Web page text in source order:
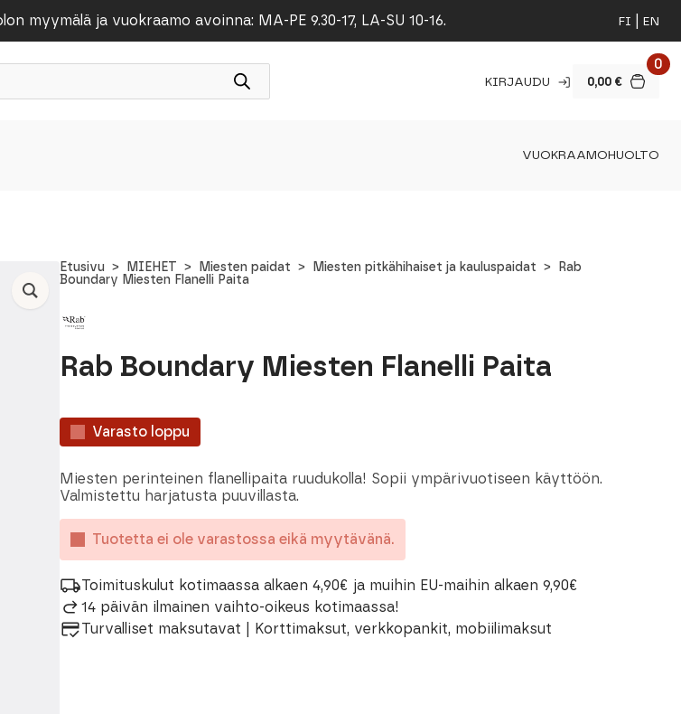
myymälä ja vuokraamo avoinna: MA-PE 9.30-17, LA-SU 10-16. FI EN
KIRJAUDU 0,00 €
0
VUOKRAAMOHUOLTO
Etusivu MIEHET Miesten paidat Miesten pitkähihaiset ja kauluspaidat
Rab
Boundary Miesten Flanelli Paita
Rab Boundary Miesten Flanelli Paita
Varasto loppu
Miesten perinteinen flanellipaita ruudukolla! Sopii ympärivuotiseen käyttöön.
Valmistettu harjatusta puuvillasta.
Tuotetta ei ole varastossa eikä myytävänä.
Toimituskulut kotimaassa alkaen 4,90€ ja muihin EU-maihin alkaen 9,90€
14 päivän ilmainen vaihto-oikeus kotimaassa!
Turvalliset maksutavat | Korttimaksut, verkkopankit, mobiilimaksut